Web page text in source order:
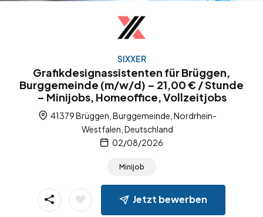
SIXXER
Grafikdesignassistenten für Brüggen,
Burggemeinde (m/w/d) – 21,00 € / Stunde
– Minijobs, Homeoffice, Vollzeitjobs
41379 Brüggen, Burggemeinde, Nordrhein-
Westfalen, Deutschland
02/08/2026
Minijob
Jetzt bewerben